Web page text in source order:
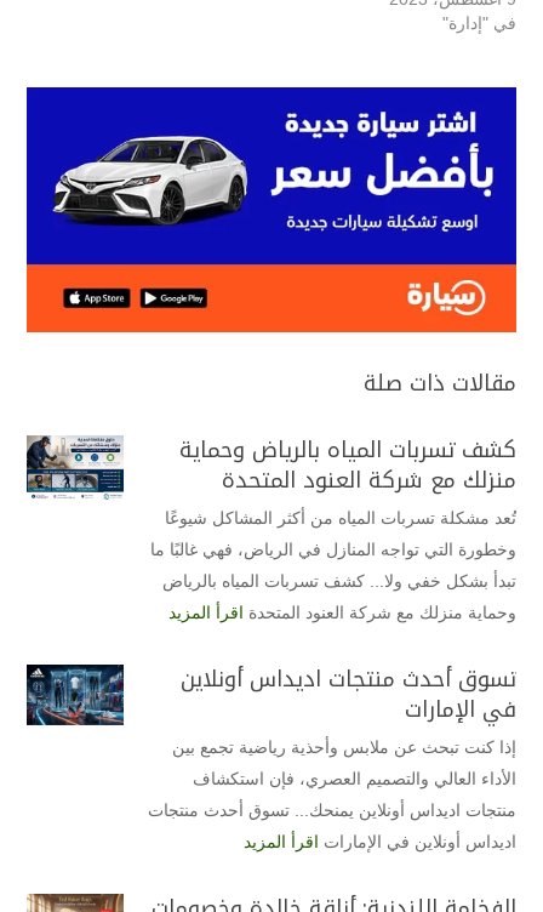
في "إدارة"
مقالات ذات صلة
كشف تسربات المياه بالرياض وحماية
منزلك مع شركة العنود المتحدة
تُعد مشكلة تسربات المياه من أكثر المشاكل شيوعًا
وخطورة التي تواجه المنازل في الرياض، فهي غالبًا ما
تبدأ بشكل خفي ولا... كشف تسربات المياه بالرياض
وحماية منزلك مع شركة العنود المتحدة اقرأ المزيد
تسوق أحدث منتجات اديداس أونلاين
في الإمارات
إذا كنت تبحث عن ملابس وأحذية رياضية تجمع بين
الأداء العالي والتصميم العصري، فإن استكشاف
منتجات اديداس أونلاين يمنحك... تسوق أحدث منتجات
اديداس أونلاين في الإمارات اقرأ المزيد